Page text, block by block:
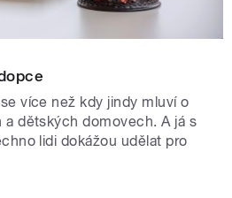
více než kdy jindy mluví o
dětských domovech. A já s
lidi dokážou udělat pro